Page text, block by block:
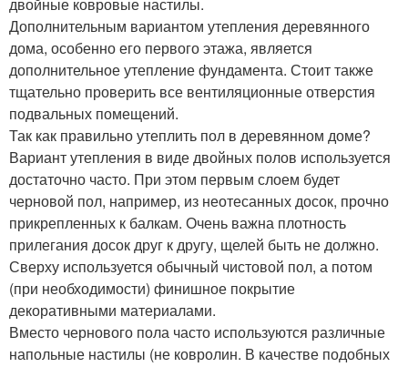
Дополнительным вариантом утепления деревянного
дома, особенно его первого этажа, является
дополнительное утепление фундамента. Стоит также
тщательно проверить все вентиляционные отверстия
подвальных помещений.
Так как правильно утеплить пол в деревянном доме?
Вариант утепления в виде двойных полов используется
достаточно часто. При этом первым слоем будет
черновой пол, например, из неотесанных досок, прочно
прикрепленных к балкам. Очень важна плотность
прилегания досок друг к другу, щелей быть не должно.
Сверху используется обычный чистовой пол, а потом
(при необходимости) финишное покрытие
декоративными материалами.
Вместо чернового пола часто используются различные
напольные настилы (не ковролин. В качестве подобных